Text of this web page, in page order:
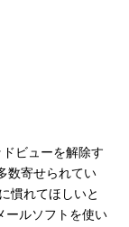
ビューを解除す
数寄せられてい
慣れてほしいと
ールソフトを使い